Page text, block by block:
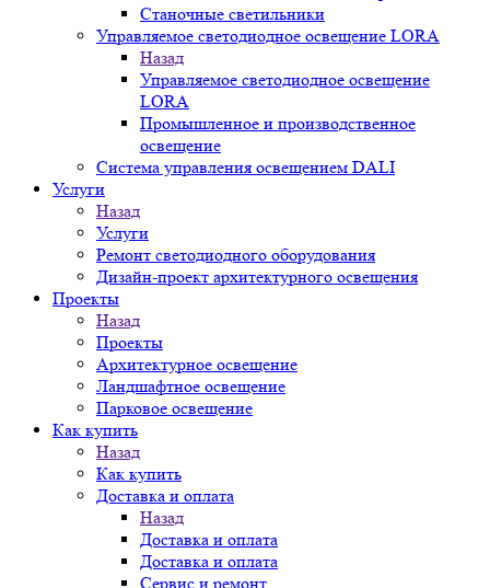
Станочные светильники
Управляемое светодиодное освещение LORA
Назад
Управляемое светодиодное освещение
LORA
Промышленное и производственное
освещение
Система управления освещением DALI
Услуги
Назад
Услуги
Ремонт светодиодного оборудования
Дизайн-проект архитектурного освещения
Проекты
Назад
Проекты
Архитектурное освещение
Ландшафтное освещение
Парковое освещение
Как купить
Назад
Как купить
Доставка и оплата
Назад
Доставка и оплата
Доставка и оплата
Сервис и ремонт